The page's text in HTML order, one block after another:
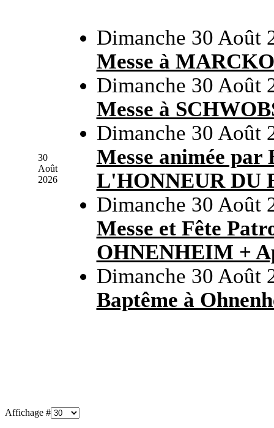
30
Août
2026
Dimanche 30 Août
Messe à
Dimanche 30 Août
Messe à
Dimanche 30 Août
Messe animée par
L'HONNEUR DU
Dimanche 30 Août
Messe et Fête
OHNENHEIM +
Dimanche 30 Août
Baptême à
Affichage #